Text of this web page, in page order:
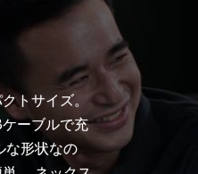
トサイズ。
ーブルで充
な形状なの